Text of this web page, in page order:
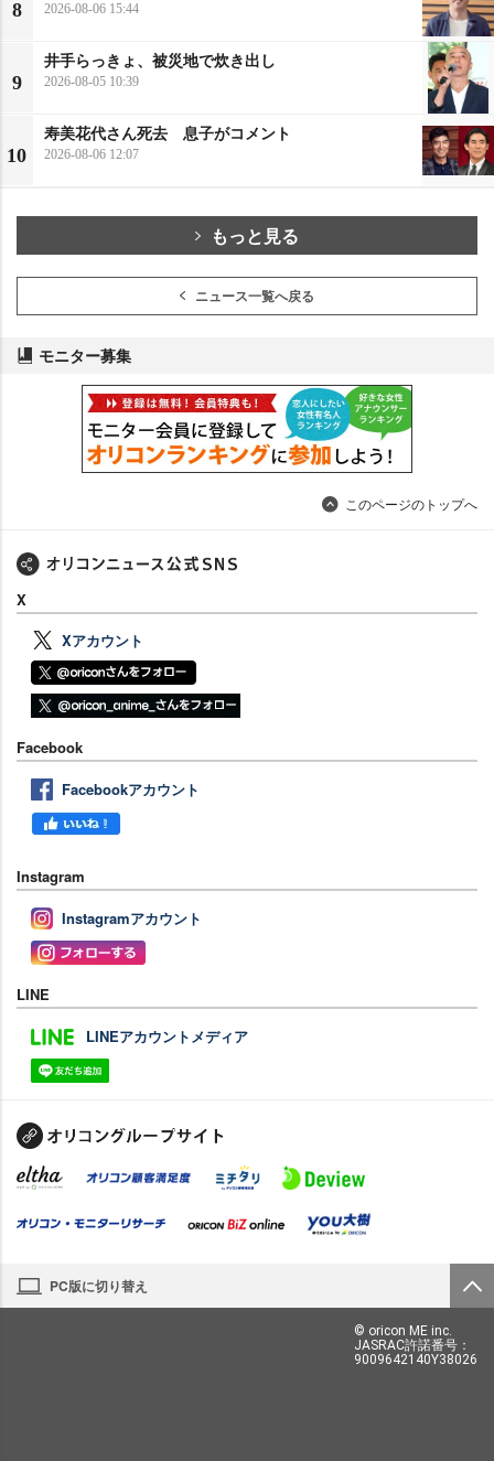
8 2026-08-06 15:44
9
井手らっきょ、被災地で炊き出し
2026-08-05 10:39
10
寿美花代さん死去 息子がコメント
2026-08-06 12:07
もっと見る
ニュース一覧へ戻る
モニター募集
このページのトップへ
X
Xアカウント
Facebook
Facebookアカウント
Instagram
Instagramアカウント
LINE
LINEアカウントメディア
PC版に切り替え
© oricon ME inc.
JASRAC許諾番号：
9009642140Y38026